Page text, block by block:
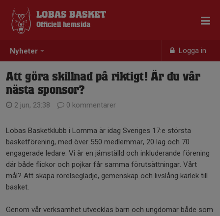
Nyheter Logga in
LOBAS BASKET
Officiell hemsida
Att göra skillnad på riktigt! Är du vår
nästa sponsor?
2 jun, 23:38 0 kommentarer
Lobas Basketklubb i Lomma är idag Sveriges 17:e största
basketförening, med över 550 medlemmar, 20 lag och 70
engagerade ledare. Vi är en jämställd och inkluderande förening
där både flickor och pojkar får samma förutsättningar. Vårt
mål? Att skapa rörelseglädje, gemenskap och livslång kärlek till
basket.
Genom vår verksamhet utvecklas barn och ungdomar både som